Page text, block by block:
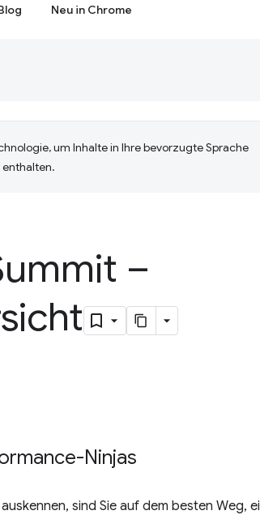
Neu in Chrome
um Inhalte in Ihre bevorzugte Sprache
enthalten.
–
Ninjas
sind Sie auf dem besten Weg,